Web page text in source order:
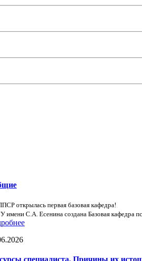
открылась первая базовая кафедра!
имени С.А. Есенина создана Базовая кафедра